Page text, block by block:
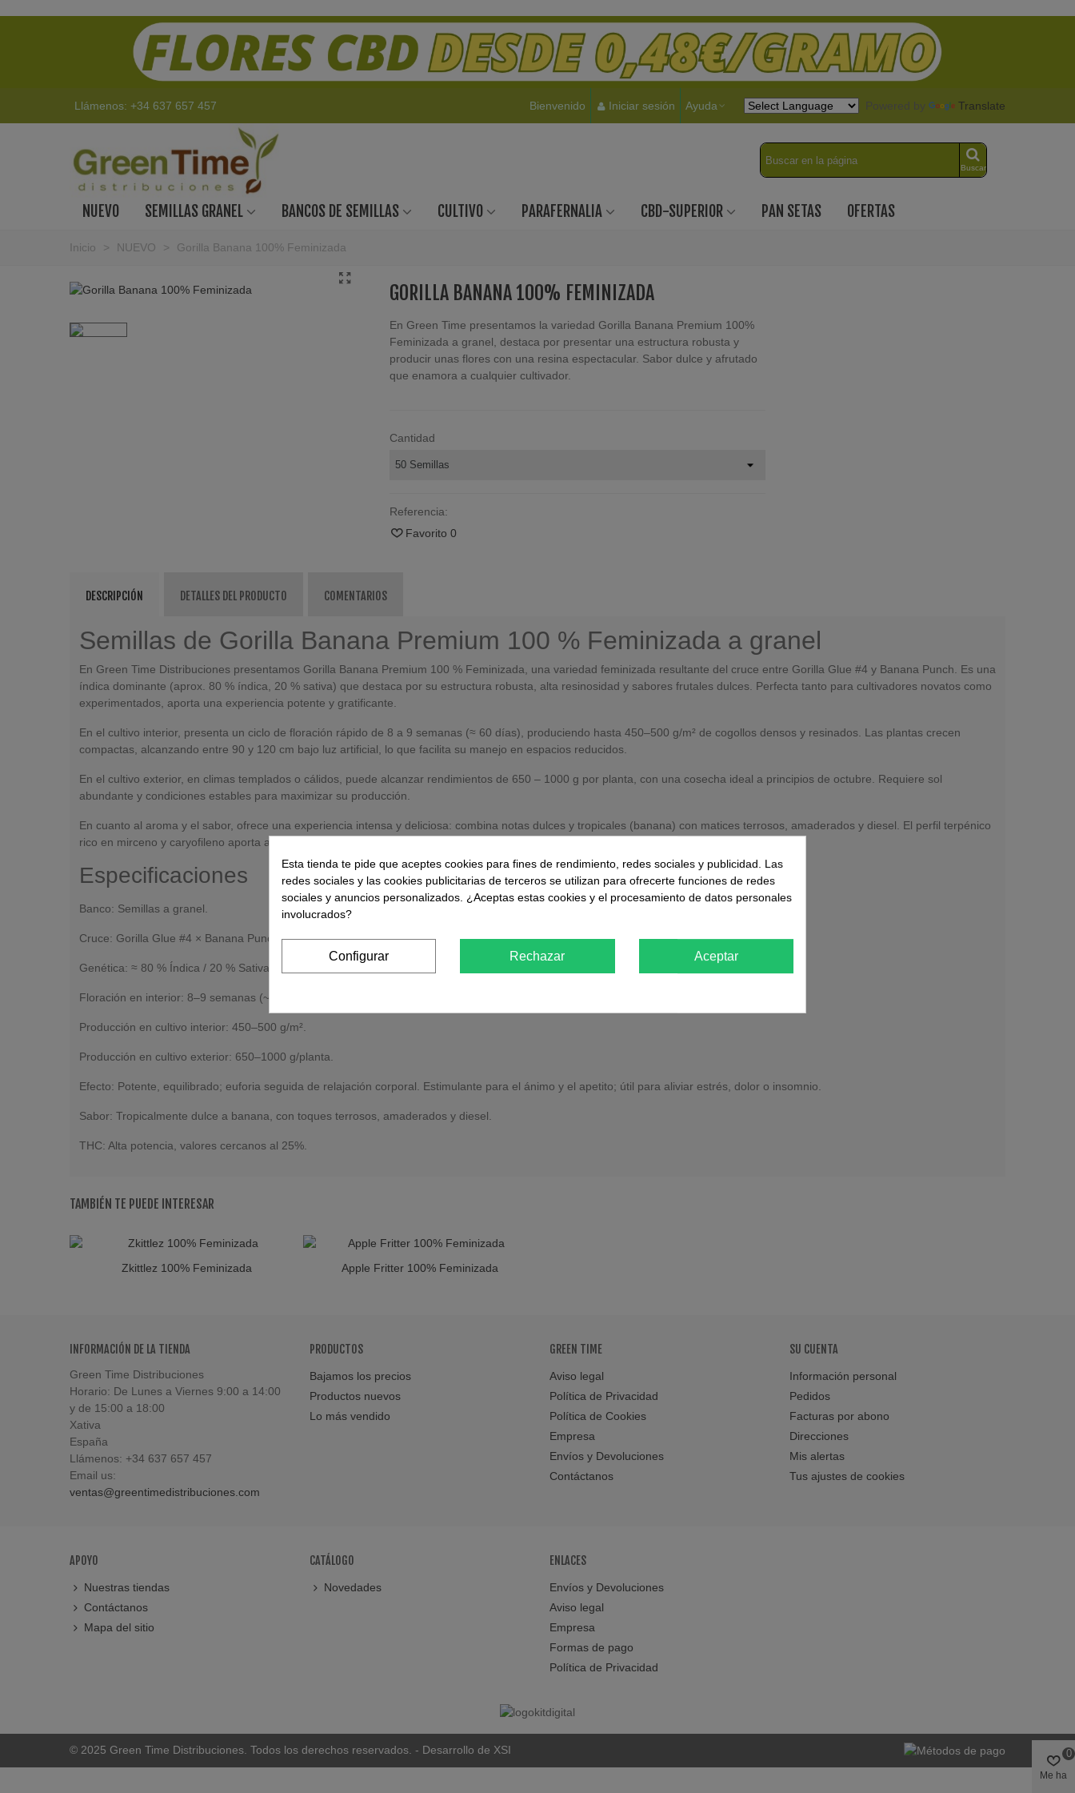
Llámenos: +34 637 657 457 Bienvenido Iniciar sesión Ayuda Powered by Translate
Buscar
NUEVO SEMILLAS GRANEL BANCOS DE SEMILLAS CULTIVO PARAFERNALIA CBD-SUPERIOR PAN SETAS OFERTAS
Inicio > NUEVO > Gorilla Banana 100% Feminizada
GORILLA BANANA 100% FEMINIZADA
En Green Time presentamos la variedad Gorilla Banana Premium 100%
Feminizada a granel, destaca por presentar una estructura robusta y
producir unas flores con una resina espectacular. Sabor dulce y afrutado
que enamora a cualquier cultivador.
Cantidad
Referencia:
Favorito 0
DESCRIPCIÓN DETALLES DEL PRODUCTO COMENTARIOS
Semillas de Gorilla Banana Premium 100 % Feminizada a granel
En Green Time Distribuciones presentamos Gorilla Banana Premium 100 % Feminizada, una variedad feminizada resultante del cruce entre Gorilla Glue #4 y Banana Punch. Es una
índica dominante (aprox. 80 % índica, 20 % sativa) que destaca por su estructura robusta, alta resinosidad y sabores frutales dulces. Perfecta tanto para cultivadores novatos como
experimentados, aporta una experiencia potente y gratificante.
En el cultivo interior, presenta un ciclo de floración rápido de 8 a 9 semanas (≈ 60 días), produciendo hasta 450–500 g/m² de cogollos densos y resinados. Las plantas crecen
compactas, alcanzando entre 90 y 120 cm bajo luz artificial, lo que facilita su manejo en espacios reducidos.
En el cultivo exterior, en climas templados o cálidos, puede alcanzar rendimientos de 650 – 1000 g por planta, con una cosecha ideal a principios de octubre. Requiere sol
abundante y condiciones estables para maximizar su producción.
En cuanto al aroma y el sabor, ofrece una experiencia intensa y deliciosa: combina notas dulces y tropicales (banana) con matices terrosos, amaderados y diesel. El perfil terpénico
rico en mirceno y caryofileno aporta aromas profundos y complejos.
Especificaciones
Banco: Semillas a granel.
Cruce: Gorilla Glue #4 × Banana Punch.
Genética: ≈ 80 % Índica / 20 % Sativa.
Floración en interior: 8–9 semanas (~ 60 días).
Producción en cultivo interior: 450–500 g/m².
Producción en cultivo exterior: 650–1000 g/planta.
Efecto: Potente, equilibrado; euforia seguida de relajación corporal. Estimulante para el ánimo y el apetito; útil para aliviar estrés, dolor o insomnio.
Sabor: Tropicalmente dulce a banana, con toques terrosos, amaderados y diesel.
THC: Alta potencia, valores cercanos al 25%.
TAMBIÉN TE PUEDE INTERESAR
Favorito
Zkittlez 100% Feminizada Favorito
Apple Fritter 100% Feminizada
INFORMACIÓN DE LA TIENDA
Green Time Distribuciones
Horario: De Lunes a Viernes 9:00 a 14:00
y de 15:00 a 18:00
Xativa
España
Llámenos: +34 637 657 457
Email us:
ventas@greentimedistribuciones.com
PRODUCTOS
Bajamos los precios
Productos nuevos
Lo más vendido
GREEN TIME
Aviso legal
Política de Privacidad
Política de Cookies
Empresa
Envíos y Devoluciones
Contáctanos
SU CUENTA
Información personal
Pedidos
Facturas por abono
Direcciones
Mis alertas
Tus ajustes de cookies
APOYO
Nuestras tiendas
Contáctanos
Mapa del sitio
CATÁLOGO
Novedades
ENLACES
Envíos y Devoluciones
Aviso legal
Empresa
Formas de pago
Política de Privacidad
© 2025 Green Time Distribuciones. Todos los derechos reservados. - Desarrollo de XSI
Me ha
0
Esta tienda te pide que aceptes cookies para fines de rendimiento, redes sociales y publicidad. Las
redes sociales y las cookies publicitarias de terceros se utilizan para ofrecerte funciones de redes
sociales y anuncios personalizados. ¿Aceptas estas cookies y el procesamiento de datos personales
involucrados?
Configurar Rechazar Aceptar